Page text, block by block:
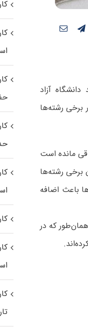
آزاد
برخی رشته‌ها
باقی مانده است
برخی رشته‌ها
باعث اضافه
که در